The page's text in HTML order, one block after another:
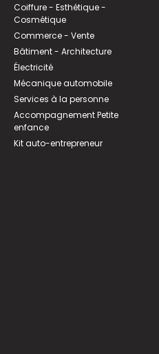
Coiffure - Esthétique -
Cosmétique
Commerce - Vente
Bâtiment - Architecture
Électricité
Mécanique automobile
Services à la personne
Accompagnement Petite
enfance
Kit auto-entrepreneur